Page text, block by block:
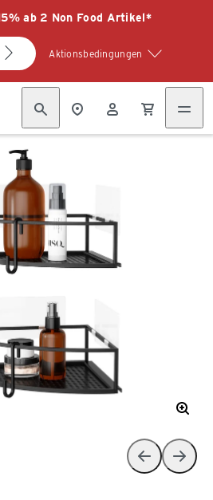
ab 2 Non Food Artikel*
Aktionsbedingungen